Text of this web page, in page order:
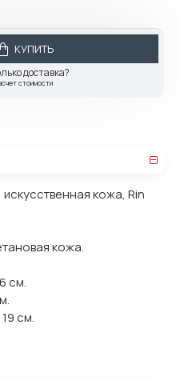
КУПИТЬ
доставка?
стоимости
искусственная кожа, Rin
кожа.
см.
см.